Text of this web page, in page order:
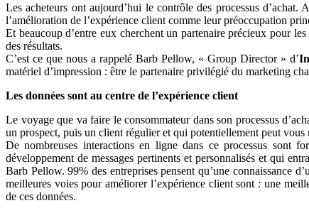
Les acheteurs ont aujourd’hui le contrôle des processus
l’amélioration de l’expérience client comme leur préoccupation
Et beaucoup d’entre eux cherchent un partenaire précieux pour
des résultats.
C’est ce que nous a rappelé Barb Pellow, « Group Director » d’
matériel d’impression : être le partenaire privilégié du marketing
Les données sont au centre de l’expérience client
Le voyage que va faire le consommateur dans son processus
un prospect, puis un client régulier et qui potentiellement peut
De nombreuses interactions en ligne dans ce processus sont
développement de messages pertinents et personnalisés et qui
Barb Pellow. 99% des entreprises pensent qu’une connaissance
meilleures voies pour améliorer l’expérience client sont : une
de ces données.